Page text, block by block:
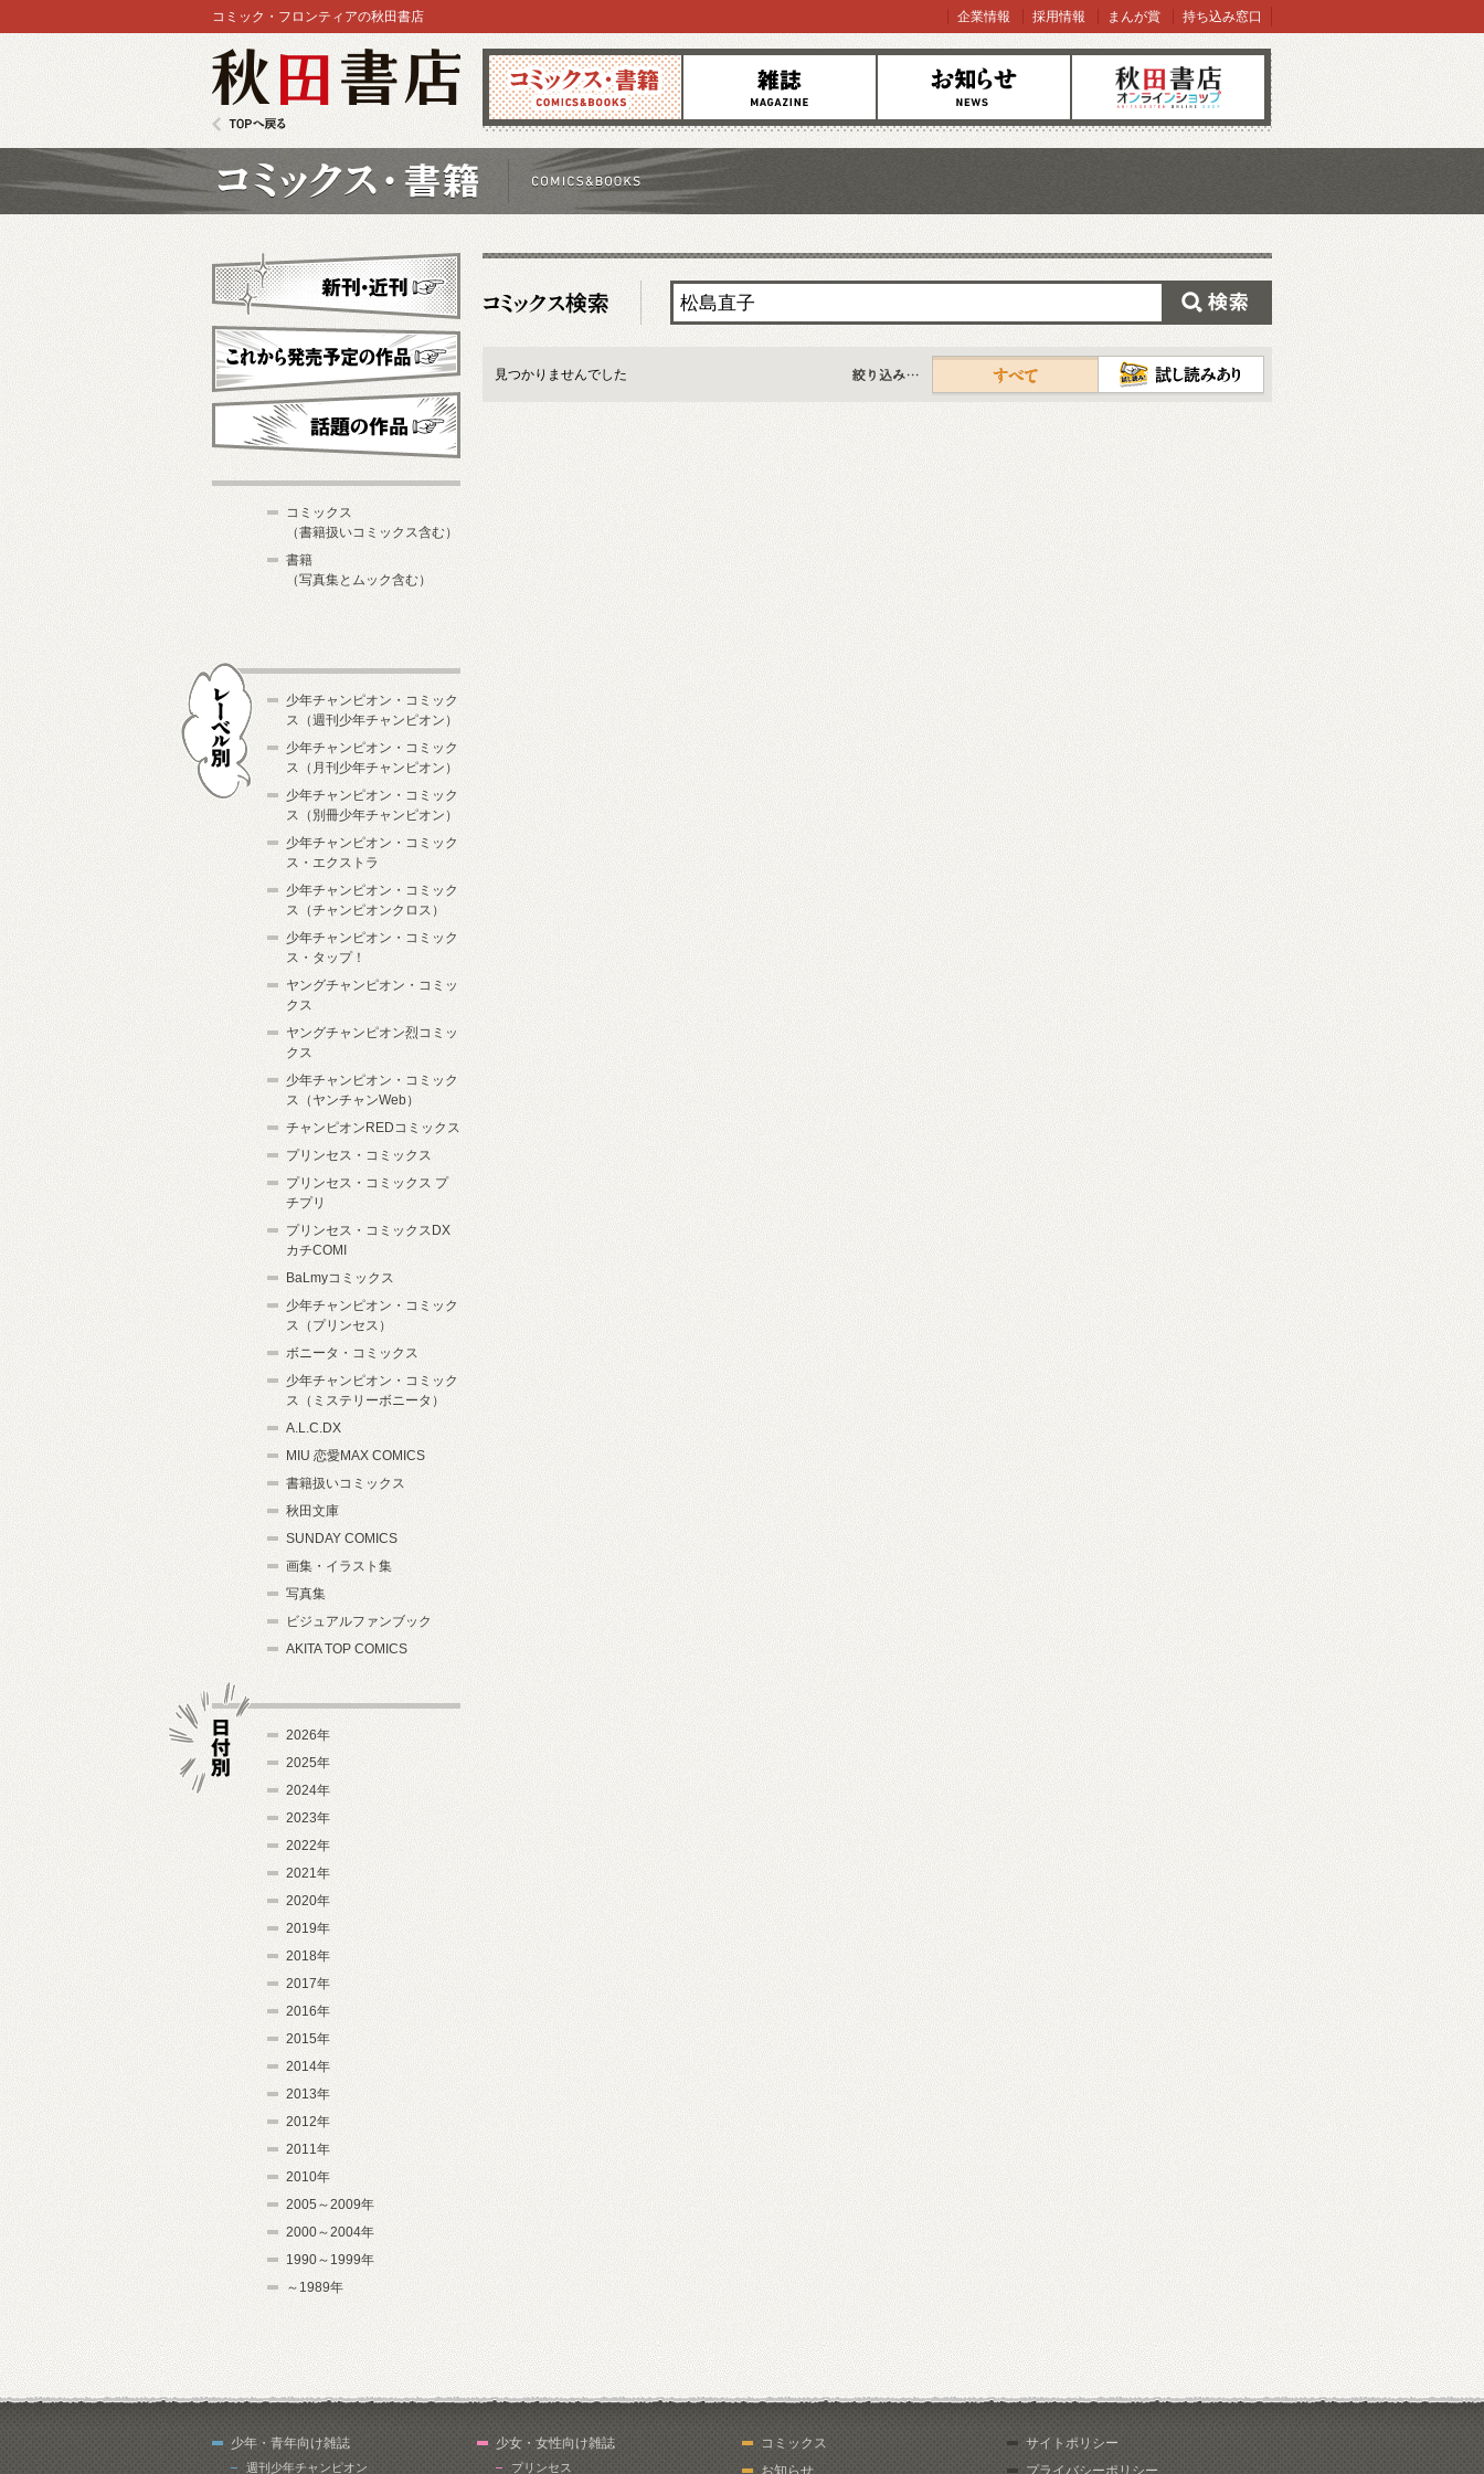
コミックス 雑誌 お知らせ オンラインショップ
コミック・フロンティアの秋田書店 企業情報 採用情報 まんが賞 持ち込み窓口
見つかりませんでした
すべて
新刊・近刊
これから発売予定
コミックス
（書籍扱いコミックス含む）
書籍
（写真集とムック含む）
少年チャンピオン・コミック
ス（週刊少年チャンピオン）
少年チャンピオン・コミック
ス（月刊少年チャンピオン）
少年チャンピオン・コミック
ス（別冊少年チャンピオン）
少年チャンピオン・コミック
ス・エクストラ
少年チャンピオン・コミック
ス（チャンピオンクロス）
少年チャンピオン・コミック
ス・タップ！
ヤングチャンピオン・コミッ
クス
ヤングチャンピオン烈コミッ
クス
少年チャンピオン・コミック
ス（ヤンチャンWeb）
チャンピオンREDコミックス
プリンセス・コミックス
プリンセス・コミックス プ
チプリ
プリンセス・コミックスDX
カチCOMI
BaLmyコミックス
少年チャンピオン・コミック
ス（プリンセス）
ボニータ・コミックス
少年チャンピオン・コミック
ス（ミステリーボニータ）
A.L.C.DX
MIU 恋愛MAX COMICS
書籍扱いコミックス
秋田文庫
SUNDAY COMICS
画集・イラスト集
写真集
ビジュアルファンブック
AKITA TOP COMICS
2026年
2025年
2024年
2023年
2022年
2021年
2020年
2019年
2018年
2017年
2016年
2015年
2014年
2013年
2012年
2011年
2010年
2005～2009年
2000～2004年
1990～1999年
～1989年
少年・青年向け雑誌
週刊少年チャンピオン
少女・女性向け雑誌
プリンセス
コミックス
お知らせ
サイトポリシー
プライバシーポリシー